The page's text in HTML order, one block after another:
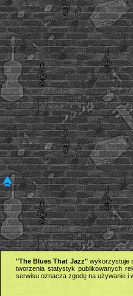
"The Blues That Jazz"wykorzystuje
tworzenia statystyk publikowanych
serwisu oznacza zgodę na używanie i